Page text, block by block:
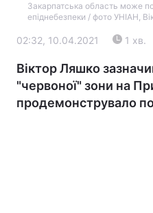
Головна
Україна
Закарпатська область може
епіднебезпеки / фото УНІАН,
02:32, 10.04.2021 1 хв.
Віктор Ляшко
"червоної" зони на
продемонструвало